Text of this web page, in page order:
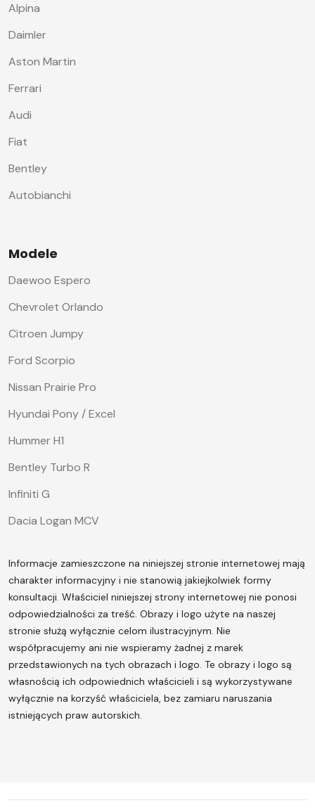
Alpina
Daimler
Aston Martin
Ferrari
Audi
Fiat
Bentley
Autobianchi
Modele
Daewoo Espero
Chevrolet Orlando
Citroen Jumpy
Ford Scorpio
Nissan Prairie Pro
Hyundai Pony / Excel
Hummer H1
Bentley Turbo R
Infiniti G
Dacia Logan MCV
Informacje zamieszczone na niniejszej stronie internetowej mają
charakter informacyjny i nie stanowią jakiejkolwiek formy
konsultacji. Właściciel niniejszej strony internetowej nie ponosi
odpowiedzialności za treść. Obrazy i logo użyte na naszej
stronie służą wyłącznie celom ilustracyjnym. Nie
współpracujemy ani nie wspieramy żadnej z marek
przedstawionych na tych obrazach i logo. Te obrazy i logo są
własnością ich odpowiednich właścicieli i są wykorzystywane
wyłącznie na korzyść właściciela, bez zamiaru naruszania
istniejących praw autorskich.